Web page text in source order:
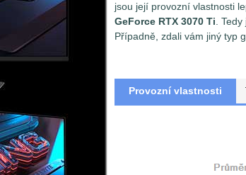
jsou její provozní vlastnosti
GeForce RTX 3070 Ti .
Případně, zdali vám jiný typ
Provozní vlastnosti